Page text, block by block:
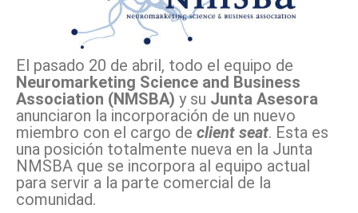
El pasado 20 de abril, todo el equipo de
Neuromarketing Science and Business
Association (NMSBA) y su Junta Asesora
anunciaron la incorporación de un nuevo
miembro con el cargo de client seat. Esta es
una posición totalmente nueva en la Junta
NMSBA que se incorpora al equipo actual
para servir a la parte comercial de la
comunidad.